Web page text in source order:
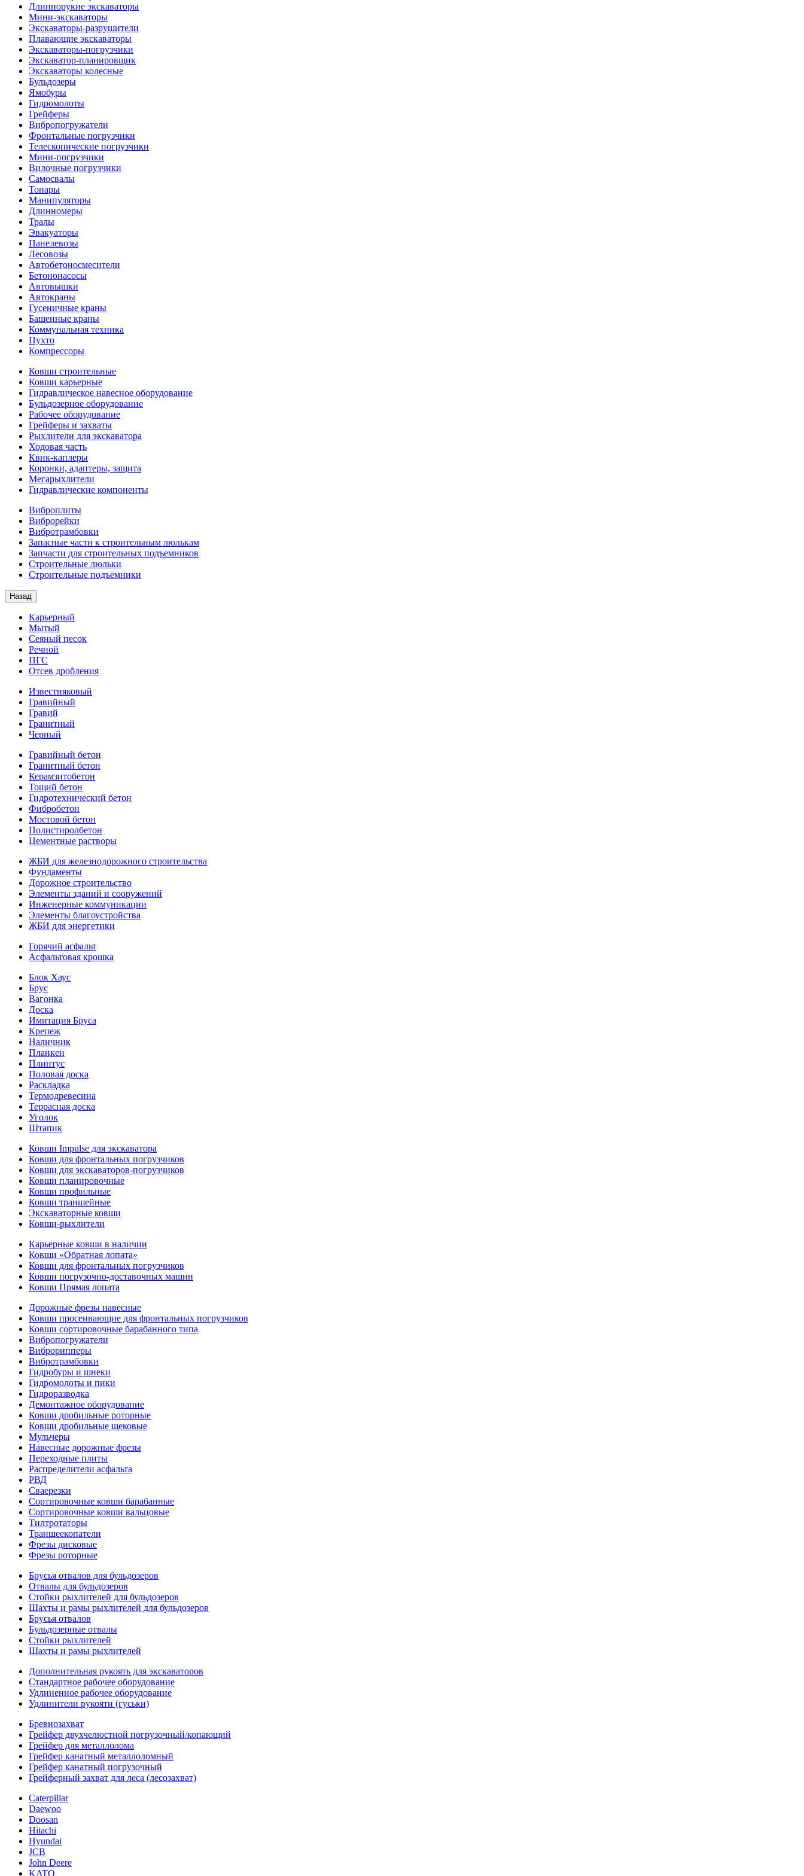
Длиннорукие экскаваторы
Мини-экскаваторы
Экскаваторы-разрушители
Плавающие экскаваторы
Экскаваторы-погрузчики
Экскаватор-планировщик
Экскаваторы колесные
Бульдозеры
Ямобуры
Гидромолоты
Грейферы
Вибро­погружатели
Фронтальные погрузчики
Телескопические погрузчики
Мини-погрузчики
Вилочные погрузчики
Самосвалы
Тонары
Манипуляторы
Длинномеры
Тралы
Эвакуаторы
Панелевозы
Лесовозы
Автобетоно­смесители
Бетононасосы
Автовышки
Автокраны
Гусеничные краны
Башенные краны
Коммунальная техника
Пухто
Компрессоры
Ковши строительные
Ковши карьерные
Гидравлическое навесное оборудование
Бульдозерное оборудование
Рабочее оборудование
Грейферы и захваты
Рыхлители для экскаватора
Ходовая часть
Квик-каплеры
Коронки, адаптеры, защита
Мегарыхлители
Гидравлические компоненты
Виброплиты
Виброрейки
Вибротрамбовки
Запасные части к строительным люлькам
Запчасти для строительных подъемников
Строительные люльки
Строительные подъемники
Назад
Карьерный
Мытый
Сеяный песок
Речной
ПГС
Отсев дробления
Известняковый
Гравийный
Гравий
Гранитный
Черный
Гравийный бетон
Гранитный бетон
Керамзитобетон
Тощий бетон
Гидротехнический бетон
Фибробетон
Мостовой бетон
Полистиролбетон
Цементные растворы
ЖБИ для железнодорожного строительства
Фундаменты
Дорожное строительство
Элементы зданий и сооружений
Инженерные коммуникации
Элементы благоустройства
ЖБИ для энергетики
Горячий асфальт
Асфальтовая крошка
Блок Хаус
Брус
Вагонка
Доска
Имитация Бруса
Крепеж
Наличник
Планкен
Плинтус
Половая доска
Раскладка
Термодревесина
Террасная доска
Уголок
Штапик
Ковши Impulse для экскаватора
Ковши для фронтальных погрузчиков
Ковши для экскаваторов-погрузчиков
Ковши планировочные
Ковши профильные
Ковши траншейные
Экскаваторные ковши
Ковши-рыхлители
Карьерные ковши в наличии
Ковши «Обратная лопата»
Ковши для фронтальных погрузчиков
Ковши погрузочно-доставочных машин
Ковши Прямая лопата
Дорожные фрезы навесные
Ковши просеивающие для фронтальных погрузчиков
Ковши сортировочные барабанного типа
Вибропогружатели
Виброрипперы
Вибротрамбовки
Гидробуры и шнеки
Гидромолоты и пики
Гидроразводка
Демонтажное оборудование
Ковши дробильные роторные
Ковши дробильные щековые
Мульчеры
Навесные дорожные фрезы
Переходные плиты
Распределители асфальта
РВД
Сваерезки
Сортировочные ковши барабанные
Сортировочные ковши вальцовые
Тилтротаторы
Траншеекопатели
Фрезы дисковые
Фрезы роторные
Брусья отвалов для бульдозеров
Отвалы для бульдозеров
Стойки рыхлителей для бульдозеров
Шахты и рамы рыхлителей для бульдозеров
Брусья отвалов
Бульдозерные отвалы
Стойки рыхлителей
Шахты и рамы рыхлителей
Дополнительная рукоять для экскаваторов
Стандартное рабочее оборудование
Удлиненное рабочее оборудование
Удлинители рукояти (гуськи)
Бревнозахват
Грейфер двухчелюстной погрузочный/копающий
Грейфер для металлолома
Грейфер канатный металлоломный
Грейфер канатный погрузочный
Грейферный захват для леса (лесозахват)
Caterpillar
Daewoo
Doosan
Hitachi
Hyundai
JCB
John Deere
KATO